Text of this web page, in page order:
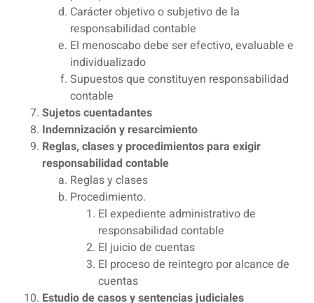
Carácter objetivo o subjetivo de la
responsabilidad contable
El menoscabo debe ser efectivo, evaluable e
individualizado
Supuestos que constituyen responsabilidad
contable
Sujetos cuentadantes
Indemnización y resarcimiento
Reglas, clases y procedimientos para exigir
responsabilidad contable
Reglas y clases
Procedimiento.
El expediente administrativo de
responsabilidad contable
El juicio de cuentas
El proceso de reintegro por alcance de
cuentas
Estudio de casos y sentencias judiciales